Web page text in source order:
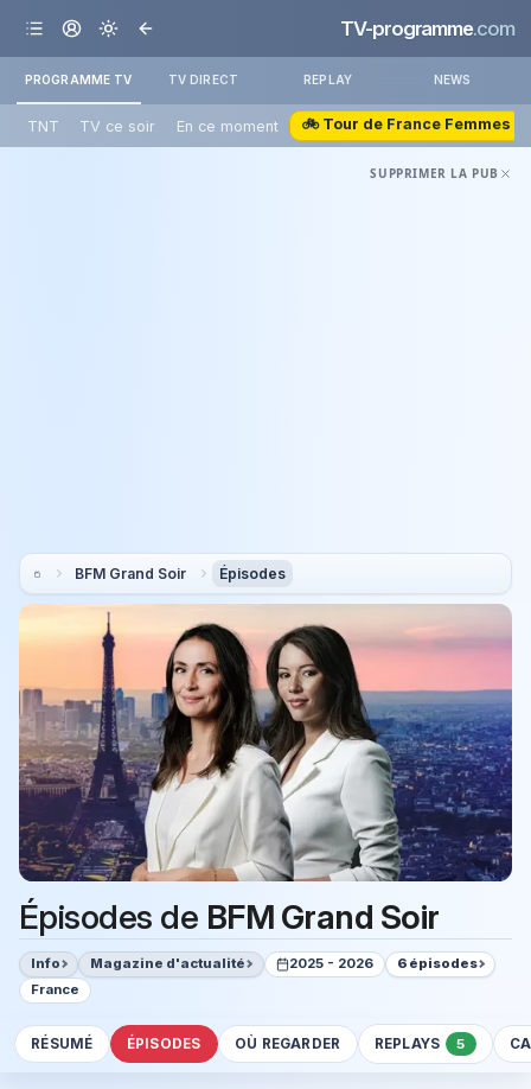
TV-programme.com
PROGRAMME TV TV DIRECT REPLAY NEWS
TNT TV ce soir En ce moment 🚲 Tour de France Femmes
SUPPRIMER LA PUB
BFM Grand Soir Épisodes
Épisodes de BFM Grand Soir
Info Magazine d'actualité 2025 - 2026
6 épisodes
France
RÉSUMÉ ÉPISODES OÙ REGARDER REPLAYS 5